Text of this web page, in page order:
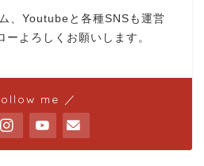
、Youtubeと各種SNSも運営
ーよろしくお願いします。
me ／